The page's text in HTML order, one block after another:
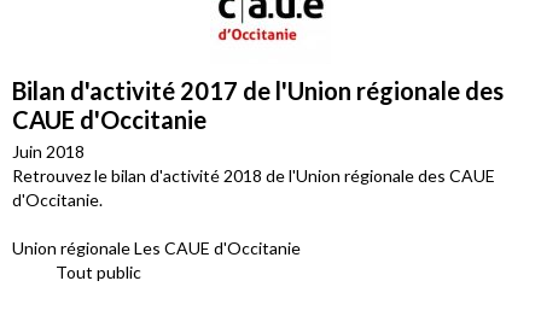
Bilan d'activité 2017 de l'Union régionale des
CAUE d'Occitanie
Juin 2018
Retrouvez le bilan d'activité 2018 de l'Union régionale des CAUE
d'Occitanie.
Union régionale Les CAUE d'Occitanie
Tout public